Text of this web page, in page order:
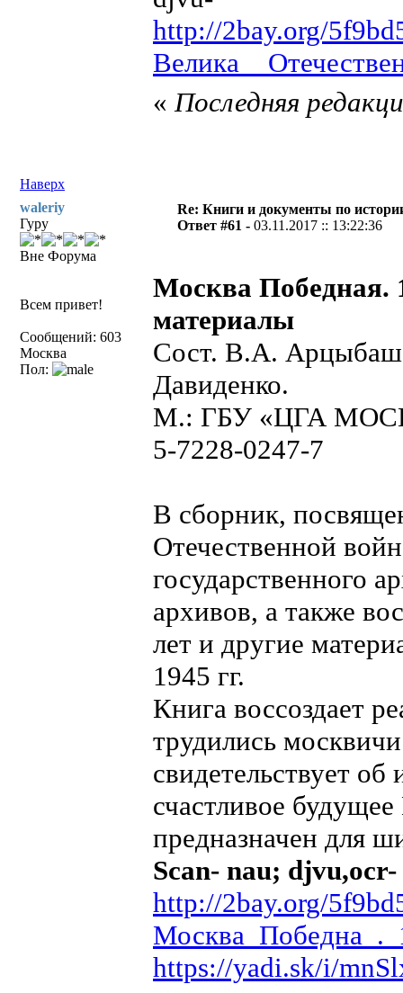
http://2bay.org/
Наверх
«Последняя
waleriy
Гуру
Вне Форума
Всем привет!
Сообщений: 603
Москва
Пол:
Re: Книги и документы по
Ответ #61 -03.11.2017 :: 13:22:36
Москва Победная.
материалы
Сост. В.А.
Давиденко.
М.: ГБУ «ЦГА
5-7228-0247-7
В сборник,
Отечественной
государственного
архивов, а также
лет и другие
1945 гг.
Книга воссоздает
трудились
свидетельствует
счастливое
предназначен для
Scan- nau;
http://2bay.org/
https://yadi.sk/i/